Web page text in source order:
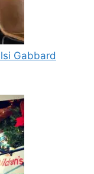
Gabbard